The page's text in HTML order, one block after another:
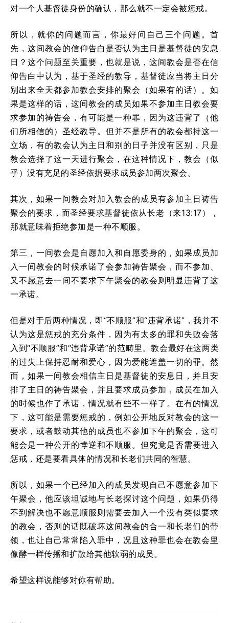
对一个人基督徒身份的确认，那么就不一定会被惩戒。
所以，就你的问题而言，你最好问自己三个问题。首
先，这间教会的信仰告白是否认为主日是基督徒的安息
日？这个问题至关重要，也就是说，这间教会是否在信
仰告白中认为，基于圣经的教导，基督徒应当将主日分
别出来全天都参加教会安排的聚会（如果有的话）。如
果是这样的话，这间教会的成员如果不参加主日教会要
求参加的祷告会，有可能是一种罪，因为这违背了（他
们所相信的）圣经教导。但并不是所有的教会都持这一
立场，有的教会认为主日和别的日子并没有区别，只是
教会选择了这一天进行聚会，在这种情况下，教会（似
乎）没有充足的圣经依据要求成员参加两次聚会。
其次，如果一间教会对加入教会的成员有参加主日祷告
聚会的要求，而圣经要求基督徒依从长老（来13:17），
那就意味着拒绝参加是一种不顺服。
第三，一间教会是自愿加入和自愿委身的，如果成员加
入一间教会的时候承诺了会参加祷告聚会，而不参加、
又不愿意去一间不要求下午聚会的教会则明显违背了这
一承诺。
但是对于后两种情况，即“不顺服”和“违背承诺”，我并不
认为这是惩戒的充分条件，因为有太多的罪和失败会落
入到“不顺服”和“违背承诺”的范畴里。教会最好在这两类
的过失上保持忍耐和爱心，因为爱能遮盖一切的罪。然
而，如果一间教会相信主日是基督徒的安息日，并且安
排了主日的祷告聚会，并且要求成员参加，成员在加入
的时候也作了承诺，情况就有些不一样了。在有的情况
下，这可能是需要惩戒的，例如公开地反对教会的这一
要求，或者鼓动其他的成员也不参加下午的聚会，这可
能会是一种公开的悖逆和不顺服。但究竟是否需要进入
惩戒，还是要看具体的情况和长老们共同的智慧。
所以，如果一个已经加入的成员发现自己不愿意参加下
午聚会，他应该坦诚地与长老探讨这个问题，如果仍得
不到解决也不愿意顺服则需要去加入一个没有类似要求
的教会，否则的话既破坏这间教会的合一和长老们的带
领，也让自己常常陷入罪中，况且这种罪也会在教会里
像酵一样传播和扩散给其他软弱的成员。
希望这样说能够对你有帮助。